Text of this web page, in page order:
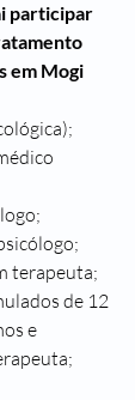
participar
em Mogi
terapeuta;
de 12
e